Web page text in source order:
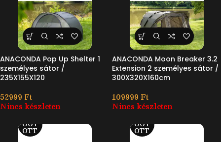
ANACONDA Pop Up Shelter 1
személyes sátor /
235X155X120
52999 Ft
Nincs készleten
ANACONDA Moon Breaker 3.2
Extension 2 személyes sátor /
300X320X160cm
109999 Ft
Nincs készleten
OGY
OTT
OGY
OTT